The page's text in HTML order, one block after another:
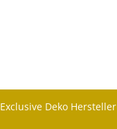
Exclusive Deko Hersteller